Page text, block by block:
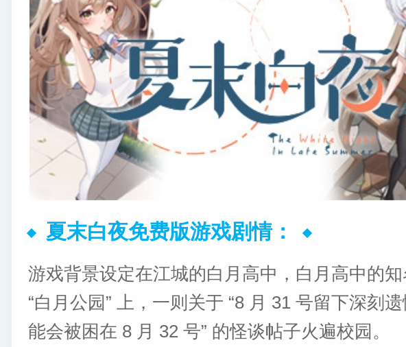
夏末白夜免费版游戏剧情：
游戏背景设定在江城的白月高中，白月高中的
“白月公园” 上，一则关于 “8 月 31 号留下深刻
能会被困在 8 月 32 号” 的怪谈帖子火遍校园。